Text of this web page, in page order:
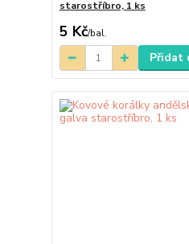
starostříbro, 1 ks
5 Kč/bal.
Přidat